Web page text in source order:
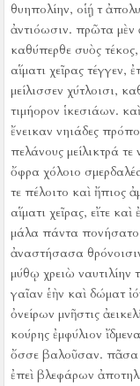
θυηπολίην, οἱῄ τ
ἀντιόωσιν. πρῶτα μὲν
καθύπερθε συὸς
αἵματι χεῖρας τέγγεν,
μείλισσεν χύτλοισι,
τιμήορον ἱκεσιάων.
ἔνεικαν νηιάδες
πελάνους μείλικτρά
ὄφρα χόλοιο
τε πέλοιτο καὶ ἤπιος
αἵματι χεῖρας, εἴτε
μάλα πάντα πονήσατο,
ἀναστήσασα
μύθῳ χρειὼ ναυτιλίην
γαῖαν ἑὴν καὶ δώματ
ὀνείρων μνῆστις
κούρης ἐμφύλιον
ὄσσε βαλοῦσαν. πᾶσα
ἐπεὶ βλεφάρων